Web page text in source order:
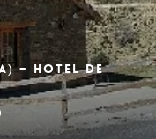
– Hotel de